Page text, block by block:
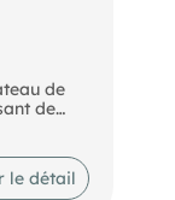
de
de
4 salles
le détail